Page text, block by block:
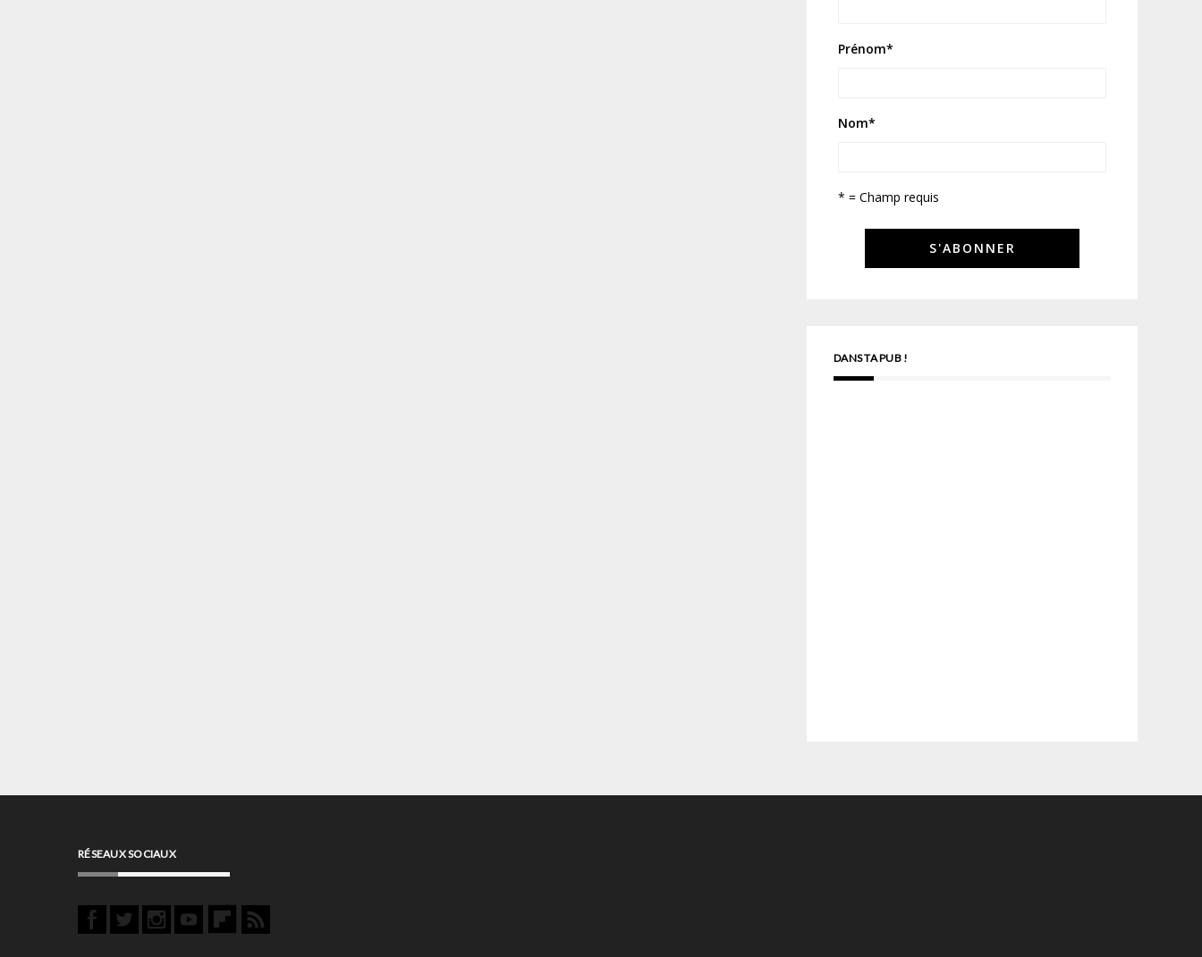
Prénom*
Nom*
* = Champ requis
DANS TA PUB !
RÉSEAUX SOCIAUX